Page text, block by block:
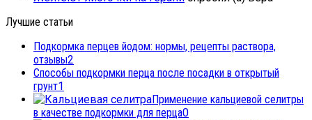
Лучшие статьи
Подкормка перцев йодом: нормы, рецепты раствора,
отзывы2
Способы подкормки перца после посадки в открытый
грунт1
Применение кальциевой селитры
в качестве подкормки для перца0